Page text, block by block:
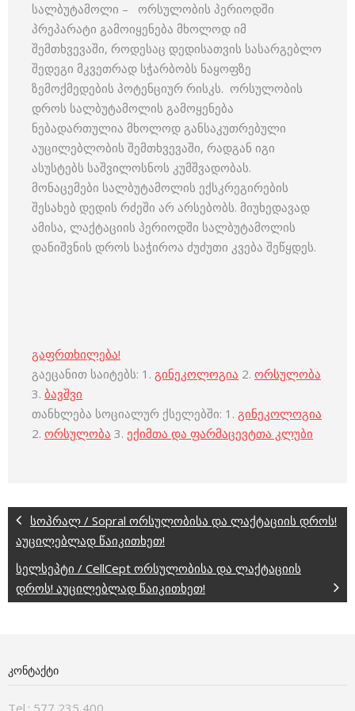
სალბუტამოლი – ორსულობის პერიოდში
პრეპარატი გამოიყენება მხოლოდ იმ
შემთხვევაში, როდესაც დედისათვის სასარგებლო
შედეგი მკვეთრად სჭარბობს ნაყოფზე
ზემოქმედების პოტენციურ რისკს. ორსულობის
დროს სალბუტამოლის გამოყენება
ნებადართულია მხოლოდ განსაკუთრებული
აუცილებლობის შემთხვევაში, რადგან იგი
ასუსტებს საშვილოსნოს კუმშვადობას.
მონაცემები სალბუტამოლის ექსკრეგირების
შესახებ დედის რძეში არ არსებობს. მიუხედავად
ამისა, ლაქტაციის პერიოდში სალბუტამოლის
დანიშვნის დროს საჭიროა ძუძუთი კვება შეწყდეს.
გაფრთხილება!
გაეცანით საიტებს: 1. გინეკოლოგია 2. ორსულობა
3. ბავშვი
თანხლება სოციალურ ქსელებში: 1. გინეკოლოგია
2. ორსულობა 3. ექიმთა და ფარმაცევტთა კლუბი
სოპრალ / Sopral ორსულობისა და ლაქტაციის დროს!
აუცილებლად წაიკითხეთ!
სელსეპტი / CellCept ორსულობისა და ლაქტაციის
დროს! აუცილებლად წაიკითხეთ!
ᲙᲝᲜᲢᲐᲥᲢᲘ
Tel.: 577 235 400